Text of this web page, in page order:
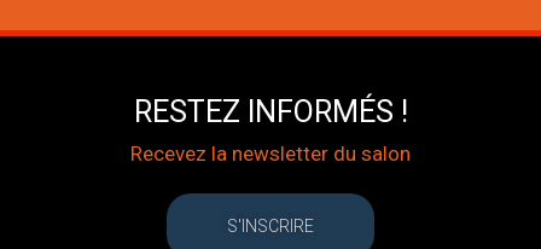
RESTEZ INFORMÉS !
Recevez la newsletter du salon
S'INSCRIRE